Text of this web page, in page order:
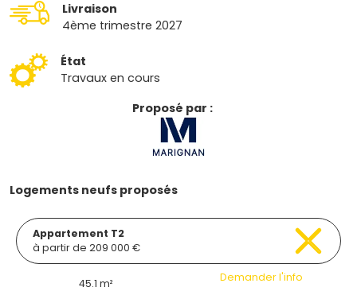
Livraison
4ème trimestre 2027
État
Travaux en cours
Proposé par :
Logements neufs proposés
Appartement T2
à partir de 209 000 €
45.1 m² Demander l'info